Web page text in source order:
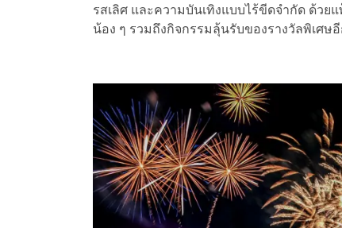
รสเลิศ และความบันเทิงแบบไร้ขีดจำกัด ด้วยแ
น้อง ๆ รวมถึงกิจกรรมลุ้นรับของรางวัลพิเศษ